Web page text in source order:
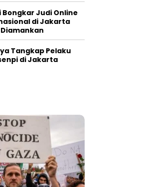
Judi Online
di Jakarta
Diamankan
Tangkap Pelaku
di Jakarta